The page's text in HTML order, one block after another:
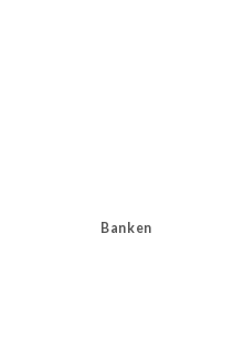
Banken